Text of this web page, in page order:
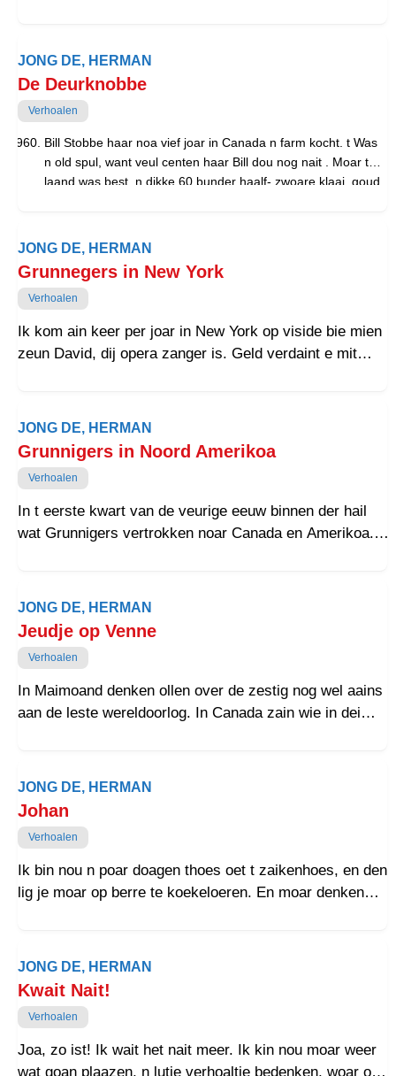
van heur nachtjapon,
Joaren laang elke weeke in wasmachien.
En in dij joaren har ook onze laifde,
eerst zo daip en innig,
kleur verloorn.
JONG DE, HERMAN
De Deurknobbe
Verhoalen
Bill Stobbe haar noa vief joar in Canada n farm kocht. t Was
n old spul, want veul centen haar Bill dou nog nait . Moar t
laand was best, n dikke 60 bunder haalf- zwoare klaai, goud
zo veul zain in Canada. Bill was n swieneboer, want in dei
tied brochten swienen flink wat geld op en doar ging t hom
om. Boven de swienestaal was n heuzolder vol stropakken
en n roemte veur machinen. Mor de tractor duurde Bill doar
JONG DE, HERMAN
Grunnegers in New York
Verhoalen
Ik kom ain keer per joar in New York op viside bie mien
zeun David, dij opera zanger is. Geld verdaint e mit
JONG DE, HERMAN
Grunnigers in Noord Amerikoa
Verhoalen
In t eerste kwart van de veurige eeuw binnen der hail
wat Grunnigers vertrokken noar Canada en Amerikoa.
provincie Grunnen waren der nait veul febrieken woar
waarkloze landarbaiders zich nutteg moaken konnen,
behaalve de strokarton en eerdappelmeelfebrieken bie
Pekel en Hoogezand din, en zodounde kwam de
emigroatie op gang. Amerikoa was het land van de
toukomst. Doar gruiden de dollars tussen
JONG DE, HERMAN
Jeudje op Venne
Verhoalen
In Maimoand denken ollen over de zestig nog wel aains
aan de leste wereldoorlog. In Canada zain wie in dei
nog wel ains weer zain woar ze vochten hebben en
woar hur kameroaden sneuvelt binnen.
JONG DE, HERMAN
Johan
Verhoalen
Ik bin nou n poar doagen thoes oet t zaikenhoes, en den
lig je moar op berre te koekeloeren. En moar denken
Net of de hengsels van het deurke van joen
onderbewusthaid vannijs smeert binnen. Zo docht ik
inains aan Johan. Hai was rooms, ik geriffermeert, en
wie zaten in eerste klas van n openboare HBS. We
woonden in dezulfde stroate en wachtten op elkoar as
we noar schoule gingen.
JONG DE, HERMAN
Kwait Nait!
Verhoalen
Joa, zo ist! Ik wait het nait meer. Ik kin nou moar weer
wat goan plaazen, n lutje verhoaltje bedenken, woar of